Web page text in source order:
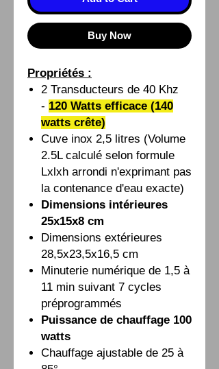
Buy Now
Propriétés :
2 Transducteurs de 40 Khz
- 120 Watts efficace (140
watts crête)
Cuve inox 2,5 litres (Volume
2.5L calculé selon formule
Lxlxh arrondi n'exprimant pas
la contenance d'eau exacte)
Dimensions intérieures
25x15x8 cm
Dimensions extérieures
28,5x23,5x16,5 cm
Minuterie numérique de 1,5 à
11 min suivant 7 cycles
préprogrammés
Puissance de chauffage 100
watts
Chauffage ajustable de 25 à